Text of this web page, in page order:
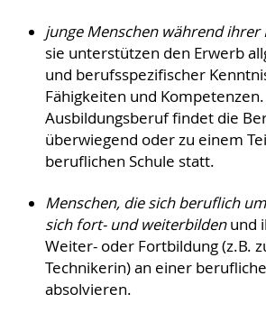
junge Menschen während
sie unterstützen den Erwerb
und berufsspezifischer
Fähigkeiten und Kompetenzen.
Ausbildungsberuf findet die
überwiegend oder zu einem
beruflichen Schule statt.
Menschen, die sich beruflich
sich fort- und weiterbildenund
Weiter- oder Fortbildung (z.B.
Technikerin) an einer
absolvieren.